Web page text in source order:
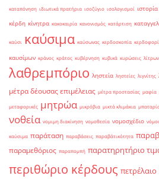
καταπόνηση ιδιωτικά πρατήρια ισοζύγιο ισολογισμοί ιστορία
κέρδη κίνητρα κακοκαιρία κανονισμός κατάρτιση
καύσι καύσιμα καύσωνας κερδοσκοπία
καυσίμων κράνος κράτος κυβέρνηση κυβικά κυρώσεις λίτρων
λαθρεμπόριο ληστεία ληστείες λιγνίτης
μέτρα δέουσας επιμέλειας μέτρα προστασίας μαφία
μεταφορικές μητρώα μικρόβια μικτά κλιμάκια
νοθεία νομιμη διακίνηση νομοθεσία νομοσχέδιο
καύσιμα παράταση παραβάσεις παραβάτικότητα
παραμεθόριος παραπομπή παρατηρητήριο
περιθώριο κέρδους πετρέλαιο